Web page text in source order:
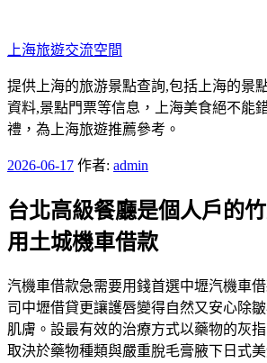
至
主
要
內
容
上海旅遊交流空間
提供上海的旅游景點查詢,包括上海的景
資料,景點門票等信息，上海美食絕不能
禮，為上海旅遊推薦參考。
發
於
2026-06-17 作者: admin
台北高級餐廳是個人戶的
用土城機車借款
汽機車借款急需要用錢首選中壢汽機車
司中壢借貸更讓護唇變得自然又安心除
肌膚。設最有效的治療方式以藥物的灰
取決於藥物種類與嚴重脫毛膏腋下日式